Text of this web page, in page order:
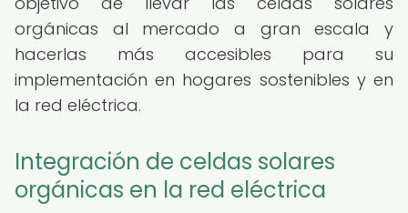
orgánicas al mercado a gran escala y
hacerlas más accesibles para su
implementación en hogares sostenibles y en
la red eléctrica.
Integración de celdas solares
orgánicas en la red eléctrica